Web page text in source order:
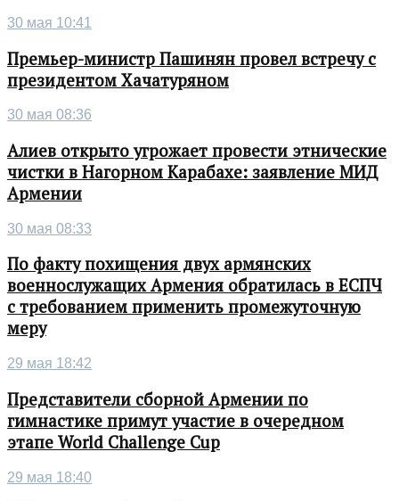
30 мая 10:41
Премьер-министр Пашинян провел встречу с
президентом Хачатуряном
30 мая 08:36
Алиев открыто угрожает провести этнические
чистки в Нагорном Карабахе: заявление МИД
Армении
30 мая 08:33
По факту похищения двух армянских
военнослужащих Армения обратилась в ЕСПЧ
с требованием применить промежуточную
меру
29 мая 18:42
Представители сборной Армении по
гимнастике примут участие в очередном
этапе World Challenge Cup
29 мая 18:40